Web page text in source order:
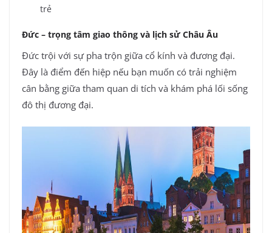
trẻ
Đức – trọng tâm giao thông và lịch sử Châu Âu
Đức trội với sự pha trộn giữa cổ kính và đương đại.
Đây là điểm đến hiệp nếu bạn muốn có trải nghiệm
cân bằng giữa tham quan di tích và khám phá lối sống
đô thị đương đại.